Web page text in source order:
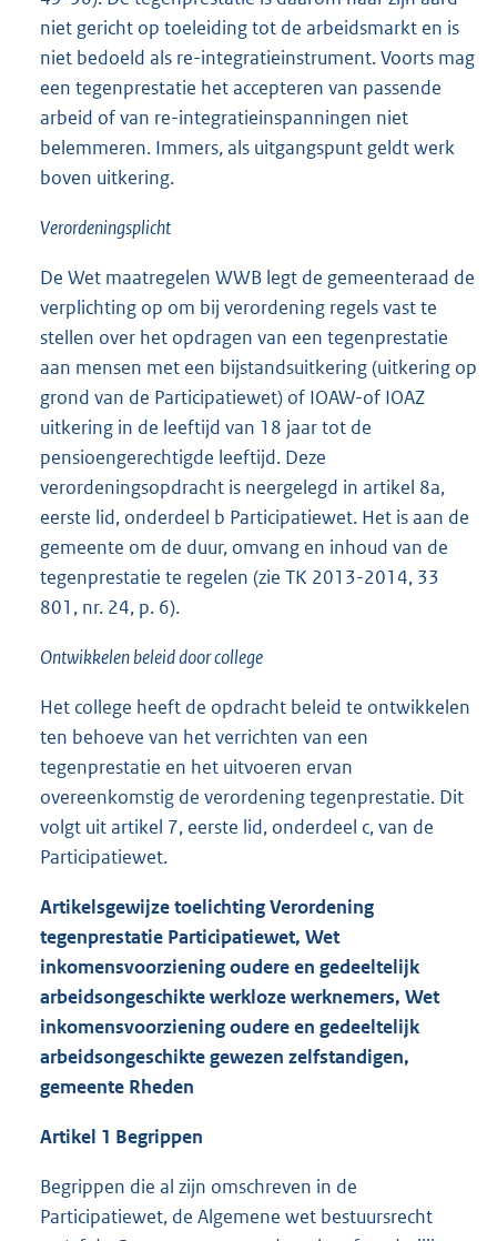
niet gericht op toeleiding tot de arbeidsmarkt en is
niet bedoeld als re-integratieinstrument. Voorts mag
een tegenprestatie het accepteren van passende
arbeid of van re-integratieinspanningen niet
belemmeren. Immers, als uitgangspunt geldt werk
boven uitkering.
Verordeningsplicht
De Wet maatregelen WWB legt de gemeenteraad de
verplichting op om bij verordening regels vast te
stellen over het opdragen van een tegenprestatie
aan mensen met een bijstandsuitkering (uitkering op
grond van de Participatiewet) of IOAW-of IOAZ
uitkering in de leeftijd van 18 jaar tot de
pensioengerechtigde leeftijd. Deze
verordeningsopdracht is neergelegd in artikel 8a,
eerste lid, onderdeel b Participatiewet. Het is aan de
gemeente om de duur, omvang en inhoud van de
tegenprestatie te regelen (zie TK 2013-2014, 33
801, nr. 24, p. 6).
Ontwikkelen beleid door college
Het college heeft de opdracht beleid te ontwikkelen
ten behoeve van het verrichten van een
tegenprestatie en het uitvoeren ervan
overeenkomstig de verordening tegenprestatie. Dit
volgt uit artikel 7, eerste lid, onderdeel c, van de
Participatiewet.
Artikelsgewijze toelichting Verordening
tegenprestatie Participatiewet, Wet
inkomensvoorziening oudere en gedeeltelijk
arbeidsongeschikte werkloze werknemers, Wet
inkomensvoorziening oudere en gedeeltelijk
arbeidsongeschikte gewezen zelfstandigen,
gemeente Rheden
Artikel 1 Begrippen
Begrippen die al zijn omschreven in de
Participatiewet, de Algemene wet bestuursrecht